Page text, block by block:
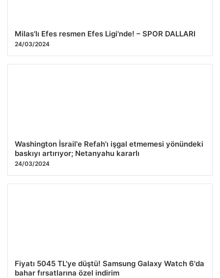
Milas'lı Efes resmen Efes Ligi'nde! – SPOR DALLARI
24/03/2024
Washington İsrail'e Refah'ı işgal etmemesi yönündeki
baskıyı artırıyor; Netanyahu kararlı
24/03/2024
Fiyatı 5045 TL'ye düştü! Samsung Galaxy Watch 6'da
bahar fırsatlarına özel indirim